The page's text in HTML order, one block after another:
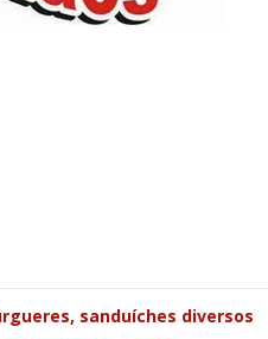
sanduíches diversos